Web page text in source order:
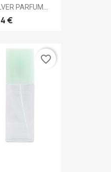
PARFUM...
€
favorite_border